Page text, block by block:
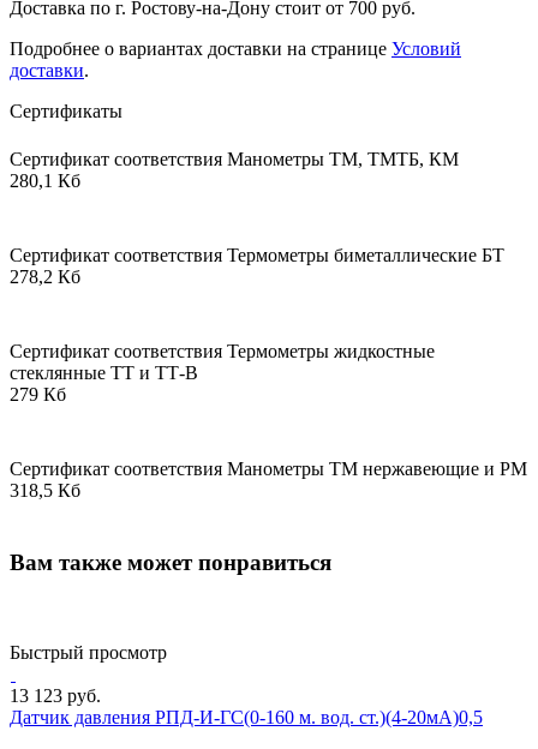
Доставка по г. Ростову-на-Дону стоит от 700 руб.
Подробнее о вариантах доставки на странице Условий
доставки.
Сертификаты
Сертификат соответствия Манометры ТМ, ТМТБ, КМ
280,1 Кб
Сертификат соответствия Термометры биметаллические БТ
278,2 Кб
Сертификат соответствия Термометры жидкостные
стеклянные ТТ и ТТ-В
279 Кб
Сертификат соответствия Манометры ТМ нержавеющие и РМ
318,5 Кб
Вам также может понравиться
Быстрый просмотр
13 123 руб.
Датчик давления РПД-И-ГС(0-160 м. вод. ст.)(4-20мА)0,5